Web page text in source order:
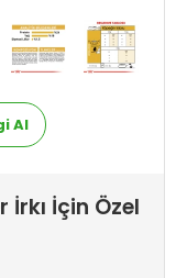
Al
İçin Özel